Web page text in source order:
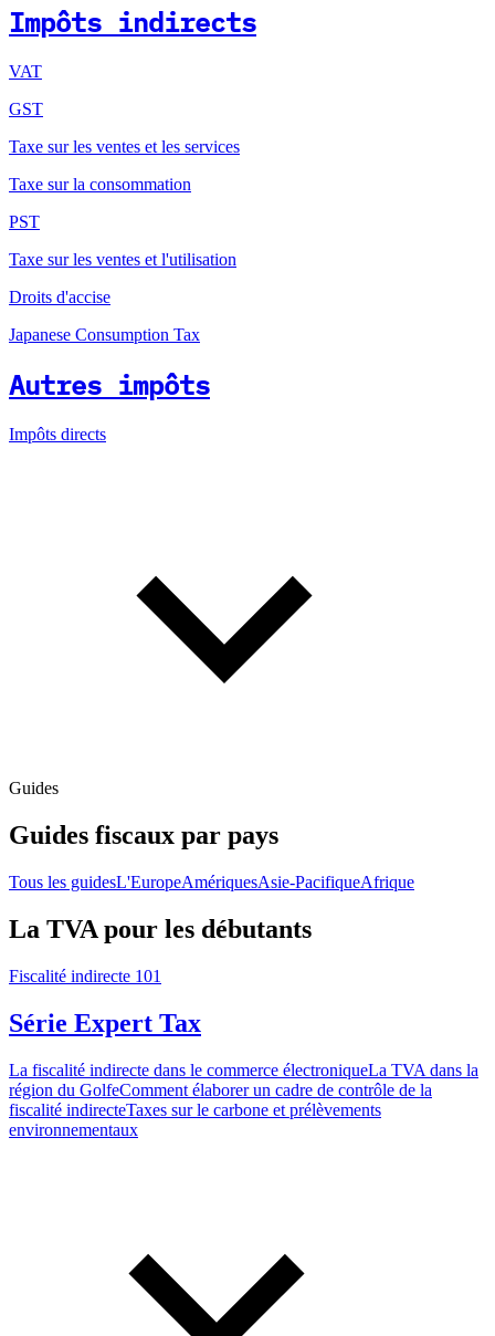
Impôts indirects
VAT
GST
Taxe sur les ventes et les services
Taxe sur la consommation
PST
Taxe sur les ventes et l'utilisation
Droits d'accise
Japanese Consumption Tax
Autres impôts
Impôts directs
Guides
Guides fiscaux par pays
Tous les guidesL'EuropeAmériquesAsie-PacifiqueAfrique
La TVA pour les débutants
Fiscalité indirecte 101
Série Expert Tax
La fiscalité indirecte dans le commerce électroniqueLa TVA dans la
région du GolfeComment élaborer un cadre de contrôle de la
fiscalité indirecteTaxes sur le carbone et prélèvements
environnementaux